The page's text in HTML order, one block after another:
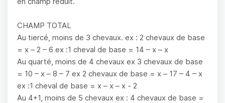
CHAMP TOTAL
Au tiercé, moins de 3 chevaux. ex : 2 chevaux de base
= x – 2 – 6 ex :1 cheval de base = 14 – x – x
Au quarté, moins de 4 chevaux ex 3 chevaux de base
= 10 – x – 8 – 7 ex 2 chevaux de base = x – 17 – 4 – x
ex :1 cheval de base = x – x – x - 2
Au 4+1, moins de 5 chevaux ex : 4 chevaux de base =